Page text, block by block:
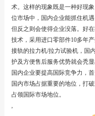
术。这样的现象既是一种好现
位市场中，国内企业能抓住机
但反之则会使得企业没落。好
技术，采用进口零部件10多年
接轨的拉力机/拉力试验机，国
护及方便售后服务优势就会秃显
国内企业要提高国际竞争力，
国内市场占据重要的地位，打
占领国际市场地位。